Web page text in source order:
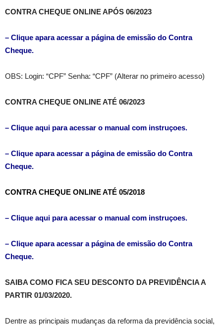
CONTRA CHEQUE ONLINE APÓS 06/2023
– Clique apara acessar a página de emissão do Contra
Cheque.
OBS: Login: “CPF” Senha: “CPF” (Alterar no primeiro acesso)
CONTRA CHEQUE ONLINE ATÉ 06/2023
– Clique aqui para acessar o manual com instruçoes.
– Clique apara acessar a página de emissão do Contra
Cheque.
CONTRA CHEQUE ONLINE ATÉ 05/2018
– Clique aqui para acessar o manual com instruçoes.
– Clique apara acessar a página de emissão do Contra
Cheque.
SAIBA COMO FICA SEU DESCONTO DA PREVIDÊNCIA A
PARTIR 01/03/2020.
Dentre as principais mudanças da reforma da previdência social,